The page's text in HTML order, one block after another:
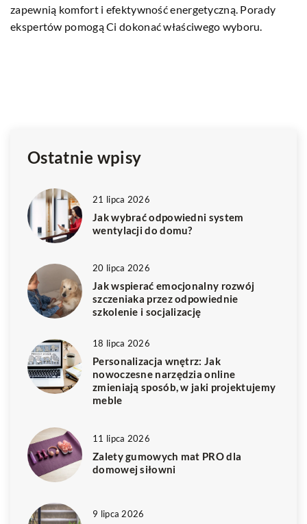
uwagę oraz porady, które pomogą Ci podjąć właściwą
decyzję.
Ostatnie wpisy
21 lipca 2026
Jak wybrać odpowiedni system
wentylacji do domu?
20 lipca 2026
Jak wspierać emocjonalny rozwój
szczeniaka przez odpowiednie
szkolenie i socjalizację
18 lipca 2026
Personalizacja wnętrz: Jak
nowoczesne narzędzia online
zmieniają sposób, w jaki projektujemy
meble
11 lipca 2026
Zalety gumowych mat PRO dla
domowej siłowni
9 lipca 2026